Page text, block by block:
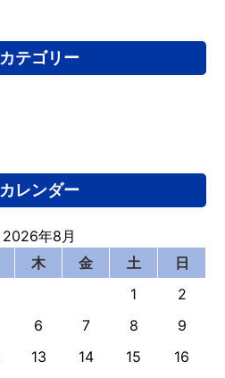
カテゴリー
カレンダー
2026年8月
木 金 土
日
1
2
6 7 8
9
13 14 15 16